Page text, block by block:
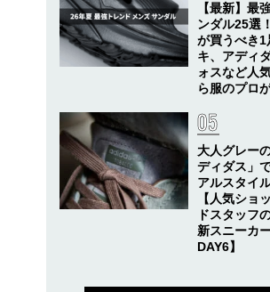
【最新】最
ンダル25選
が買うべき1
キ、アディ
ォスなど人
ら服のプロ
大人グレー
ディダス」
アルスタイ
【人気ショ
ドスタッフ
新スニーカ
DAY6】